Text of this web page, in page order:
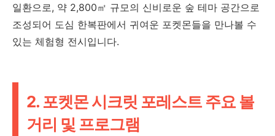
일환으로, 약 2,800㎡ 규모의 신비로운 숲 테마 공간으로
조성되어 도심 한복판에서 귀여운 포켓몬들을 만나볼 수
있는 체험형 전시입니다.
2. 포켓몬 시크릿 포레스트 주요 볼
거리 및 프로그램